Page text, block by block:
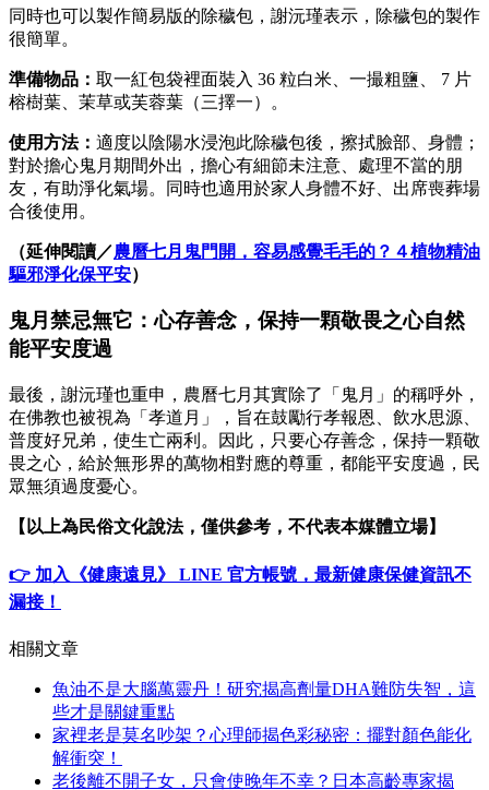
同時也可以製作簡易版的除穢包，謝沅瑾表示，除穢包的製作
很簡單。
準備物品： 取一紅包袋裡面裝入 36 粒白米、一撮粗鹽、 7 片
榕樹葉、茉草或芙蓉葉（三擇一）。
使用方法： 適度以陰陽水浸泡此除穢包後，擦拭臉部、身體；
對於擔心鬼月期間外出，擔心有細節未注意、處理不當的朋
友，有助淨化氣場。同時也適用於家人身體不好、出席喪葬場
合後使用。
（延伸閱讀／農曆七月鬼門開，容易感覺毛毛的？４植物精油
驅邪淨化保平安）
鬼月禁忌無它：心存善念，保持一顆敬畏之心自然
能平安度過
最後，謝沅瑾也重申，農曆七月其實除了「鬼月」的稱呼外，
在佛教也被視為「孝道月」，旨在鼓勵行孝報恩、飲水思源、
普度好兄弟，使生亡兩利。因此，只要心存善念，保持一顆敬
畏之心，給於無形界的萬物相對應的尊重，都能平安度過，民
眾無須過度憂心。
【以上為民俗文化說法，僅供參考，不代表本媒體立場】
👉 加入《健康遠見》 LINE 官方帳號，最新健康保健資訊不
漏接！
相關文章
魚油不是大腦萬靈丹！研究揭高劑量DHA難防失智，這
些才是關鍵重點
家裡老是莫名吵架？心理師揭色彩秘密：擺對顏色能化
解衝突！
老後離不開子女，只會使晚年不幸？日本高齡專家揭